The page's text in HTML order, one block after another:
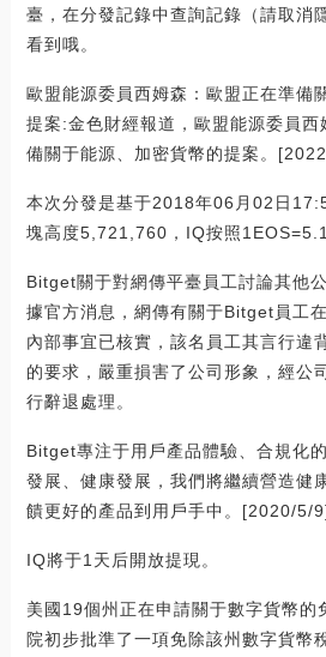
臺，在分發記錄中查詢記錄（請取消
看到哦。
歐盟能源委員西姆森：歐盟正在準備
提案:金色財經報道，歐盟能源委員
備關于能源、加密貨幣的提案。
本次分發是基于2018年06月02日
塊高度5,721,760，IQ按照
Bitget關于對網傳平臺員工討論其他
據官方消息，網傳有關于Bitget員工
內部事宜已核實，該名員工其言行違
的要求，嚴重損害了公司形象，經公
行辭退處理。
Bitget專注于用戶產品體驗、合規化
發展、健康發展，我們將繼續營造健
饋更好的產品到用戶手中。[2020/5/
IQ將于1天后開放提現。
美國19個州正在申請關于數字貨幣的
院初步批準了一項免除該州數字貨幣